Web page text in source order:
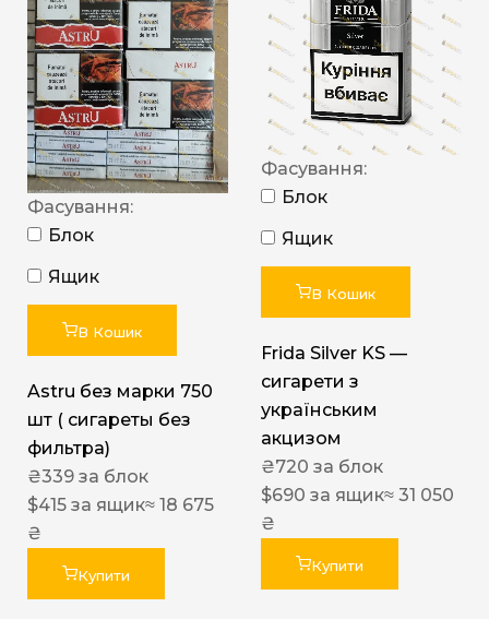
Фасування:
Блок
Ящик
В Кошик
Astru без марки 750
шт ( сигареты без
фильтра)
₴339 за блок
$415 за ящик≈ 18 675
₴
Купити
Фасування:
Блок
Ящик
В Кошик
Frida Silver KS —
сигарети з
українським
акцизом
₴720 за блок
$690 за ящик≈ 31 050
₴
Купити